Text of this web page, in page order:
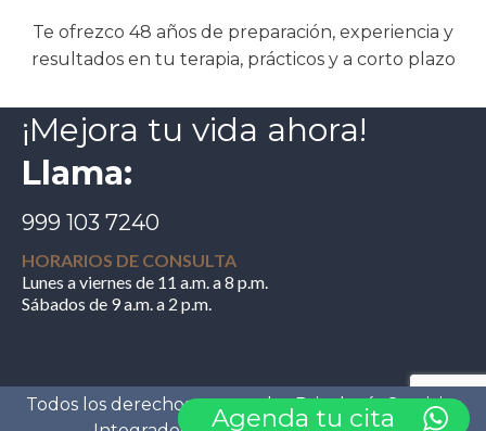
Te ofrezco 48 años de preparación, experiencia y
resultados en tu terapia, prácticos y a corto plazo
¡Mejora tu vida ahora!
Llama:
999 103 7240
HORARIOS DE CONSULTA
Lunes a viernes de 11 a.m. a 8 p.m.
Sábados de 9 a.m. a 2 p.m.
Todos los derechos reservados Psicología Servicios
Agenda tu cita